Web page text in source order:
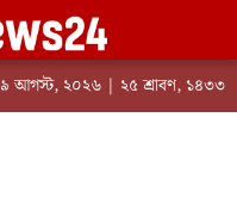
৯ আগস্ট, ২০২৬ | ২৫ শ্রাবণ, ১৪৩৩